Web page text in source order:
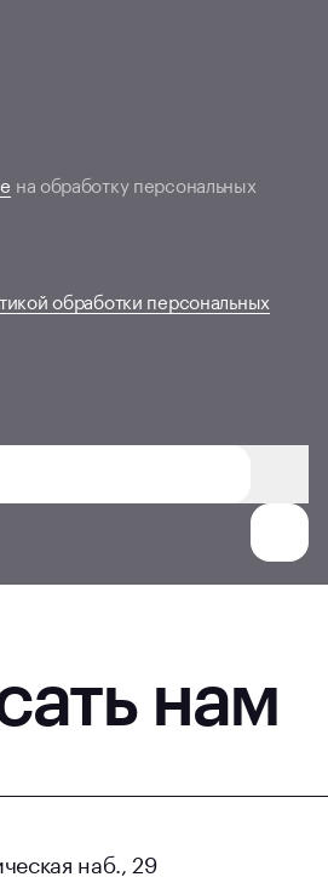
на обработку персональных
обработки персональных
нам
наб., 29